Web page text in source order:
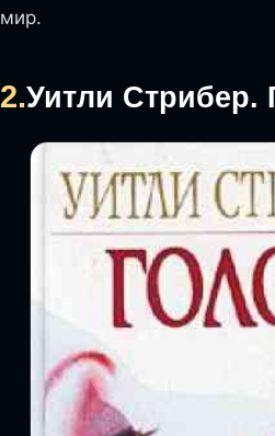
мир.
2.Уитли Стрибер.